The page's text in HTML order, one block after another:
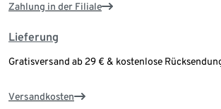
Zahlung in der Filiale
Lieferung
Gratisversand ab 29 € & kostenlose
Versandkosten